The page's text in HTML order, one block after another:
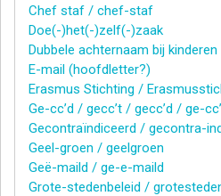
Chef staf / chef-staf
Doe(-)het(-)zelf(-)zaak
Dubbele achternaam bij kinderen
E-mail (hoofdletter?)
Erasmus Stichting /
Ge-cc’d / gecc’t / gecc’d / ge-
Gecontraïndiceerd / gecontra-
Geel-groen / geelgroen
Geë-maild / ge-e-maild
Grote-stedenbeleid /